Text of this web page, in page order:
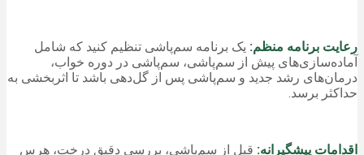
رعایت برنامه منظم: یک برنامه سم‌پاشی تنظیم کنید که شامل
آماده‌سازی‌های پیش از سم‌پاشی، سم‌پاشی در دوره خواب،
درمان‌های رشد جدید و سم‌پاشی پس از گل‌دهی باشد تا اثربخشی به
حداکثر برسد.
اقدامات پیشگیرانه: قبل از سم‌پاشی، بررسی دقیق درخت، هرس